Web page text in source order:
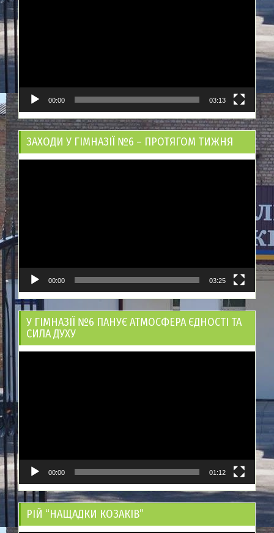
00:00 03:13
ЗАХОДИ У ГІМНАЗІЇ №6 – ПРОТЯГОМ ТИЖНЯ
00:00 03:25
У ГІМНАЗІЇ №6 ПАНУЄ АТМОСФЕРА ЄДНОСТІ ТА
СИЛА ДУХУ
00:00 01:12
РІЙ “НАЩАДКИ КОЗАКІВ”